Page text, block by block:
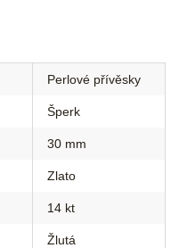
Perlové přívěsky
Šperk
30 mm
Zlato
14 kt
Žlutá